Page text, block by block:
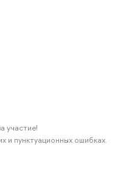
участие!
и пунктуационных ошибках.